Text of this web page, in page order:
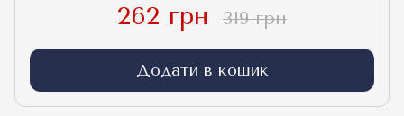
262 грн 319 грн
Додати в кошик